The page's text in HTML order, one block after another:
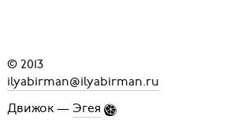
© 2013
ilyabirman@ilyabirman.ru
Движок — Эгея